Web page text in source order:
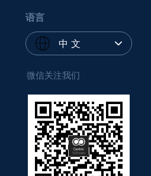
语言
中 文
微信关注我们